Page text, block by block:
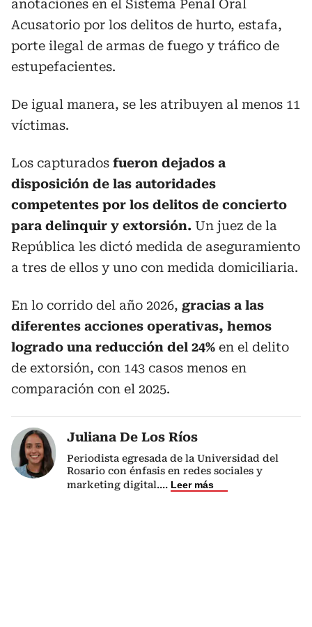
anotaciones en el Sistema Penal Oral
Acusatorio por los delitos de hurto, estafa,
porte ilegal de armas de fuego y tráfico de
estupefacientes.
De igual manera, se les atribuyen al menos 11
víctimas.
Los capturados fueron dejados a
disposición de las autoridades
competentes por los delitos de concierto
para delinquir y extorsión. Un juez de la
República les dictó medida de aseguramiento
a tres de ellos y uno con medida domiciliaria.
En lo corrido del año 2026, gracias a las
diferentes acciones operativas, hemos
logrado una reducción del 24% en el delito
de extorsión, con 143 casos menos en
comparación con el 2025.
Juliana De Los Ríos
Periodista egresada de la Universidad del
Rosario con énfasis en redes sociales y
marketing digital.... Leer más